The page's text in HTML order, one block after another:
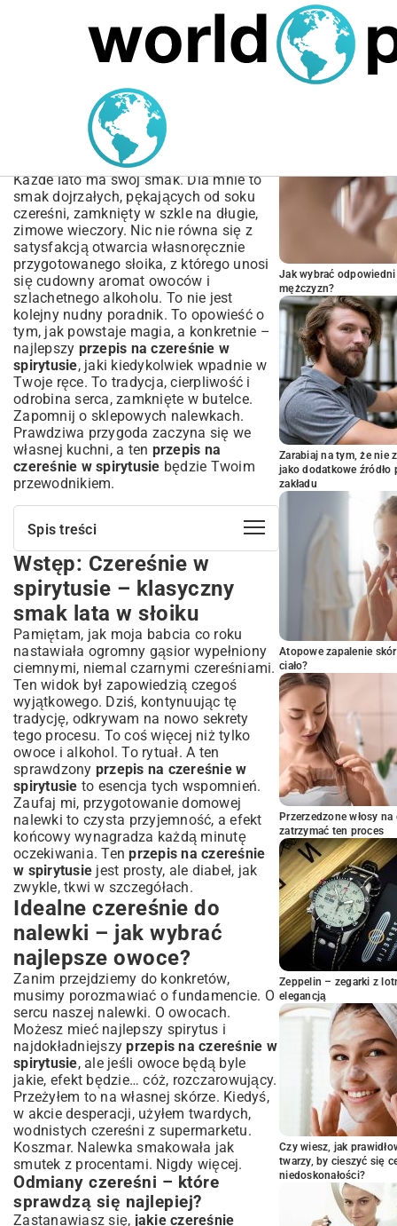
MARIUSZ ŁAMAGA 05.10.2025
Przepis na czereśnie w
spirytusie: Jak zrobić
idealną nalewkę?
Każde lato ma swój smak. Dla mnie to
smak dojrzałych, pękających od soku
czereśni, zamknięty w szkle na długie,
zimowe wieczory. Nic nie równa się z
satysfakcją otwarcia własnoręcznie
przygotowanego słoika, z którego unosi
się cudowny aromat owoców i
szlachetnego alkoholu. To nie jest
kolejny nudny poradnik. To opowieść o
tym, jak powstaje magia, a konkretnie –
najlepszy przepis na czereśnie w
spirytusie, jaki kiedykolwiek wpadnie w
Twoje ręce. To tradycja, cierpliwość i
odrobina serca, zamknięte w butelce.
Zapomnij o sklepowych nalewkach.
Prawdziwa przygoda zaczyna się we
własnej kuchni, a ten przepis na
czereśnie w spirytusie będzie Twoim
przewodnikiem.
Spis treści
Wstęp: Czereśnie w spirytusie –
klasyczny smak lata w słoiku
Idealne czereśnie do nalewki – jak
wybrać najlepsze owoce?
Odmiany czereśni – które sprawdzą się
najlepiej?
Sekrety wyboru dojrzałych owoców
Szczegółowy przepis na czereśnie w
spirytusie – krok po kroku
Składniki – lista niezbędnych produktów
Przygotowanie owoców – mycie,
drylowanie, osuszanie
Proces maceracji – zalewanie spirytusem i
cukrem
Czas dojrzewania – ile czekać na idealny
smak?
Wariacje i dodatki – jak wzbogacić
smak nalewki?
Przyprawy, które podkreślą aromat
Mieszanie alkoholi – spirytus, wódka, rum?
Czereśnie w spirytusie z miodem – słodycz
natury
Serwowanie i przechowywanie nalewki z
czereśni
Idealne okazje do degustacji
Jak długo można przechowywać domową
nalewkę?
Wykorzystanie czereśni po nalewce –
zero marnowania!
Desery i wypieki z alkoholizowanymi
owocami
Dodatek do drinków i koktajli
Podsumowanie: Twoja domowa
nalewka z czereśni – duma każdej
spiżarni
Wstęp: Czereśnie w
spirytusie – klasyczny
smak lata w słoiku
Pamiętam, jak moja babcia co roku
nastawiała ogromny gąsior wypełniony
ciemnymi, niemal czarnymi czereśniami.
Ten widok był zapowiedzią czegoś
wyjątkowego. Dziś, kontynuując tę
tradycję, odkrywam na nowo sekrety
tego procesu. To coś więcej niż tylko
owoce i alkohol. To rytuał. A ten
sprawdzony przepis na czereśnie w
spirytusie to esencja tych wspomnień.
Zaufaj mi, przygotowanie domowej
nalewki to czysta przyjemność, a efekt
końcowy wynagradza każdą minutę
oczekiwania. Tenprzepis na czereśnie
w spirytusie jest prosty, ale diabeł, jak
zwykle, tkwi w szczegółach.
Idealne czereśnie do
nalewki – jak wybrać
najlepsze owoce?
Zanim przejdziemy do konkretów,
musimy porozmawiać o fundamencie. O
sercu naszej nalewki. O owocach.
Możesz mieć najlepszy spirytus i
najdokładniejszyprzepis na czereśnie w
spirytusie, ale jeśli owoce będą byle
jakie, efekt będzie… cóż, rozczarowujący.
Przeżyłem to na własnej skórze. Kiedyś,
w akcie desperacji, użyłem twardych,
wodnistych czereśni z supermarketu.
Koszmar. Nalewka smakowała jak
smutek z procentami. Nigdy więcej.
Odmiany czereśni – które
sprawdzą się najlepiej?
Zastanawiasz się, jakie czereśnie
Jak wybrać
mężczyzn?
Zarabiaj na tym, że nie
jako dodatkowe
zakładu
Atopowe zapalenie
ciało?
Przerzedzone włosy
zatrzymać ten proces
Zeppelin – zegarki z
elegancją
Czy wiesz, jak
twarzy, by cieszyć się
niedoskonałości?